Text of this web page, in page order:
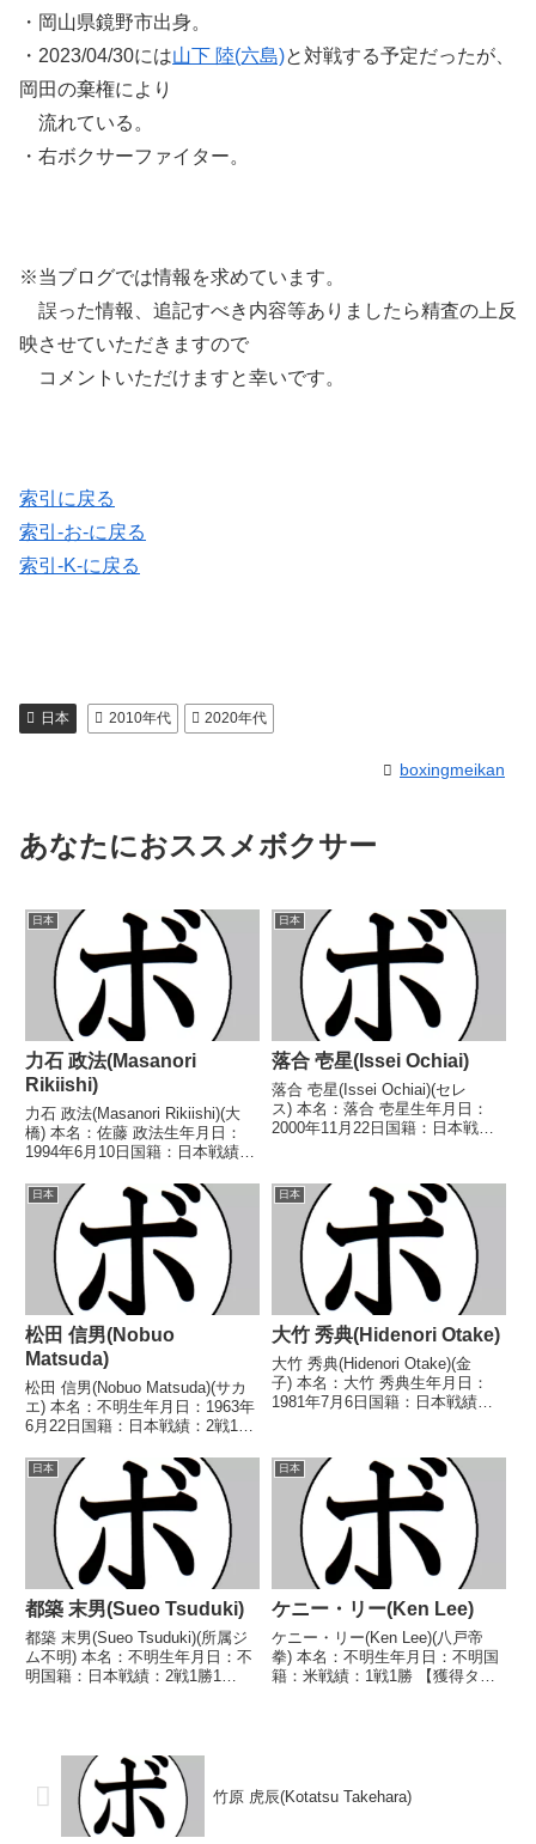
・岡山県鏡野市出身。
・2023/04/30には山下 陸(六島)と対戦する予定だったが、
岡田の棄権により
流れている。
・右ボクサーファイター。
※当ブログでは情報を求めています。
誤った情報、追記すべき内容等ありましたら精査の上反
映させていただきますので
コメントいただけますと幸いです。
索引に戻る
索引-お-に戻る
索引-K-に戻る
日本 2010年代 2020年代
boxingmeikan
あなたにおススメボクサー
日本
力石 政法(Masanori
Rikiishi)
力石 政法(Masanori Rikiishi)(大
橋) 本名：佐藤 政法生年月日：
1994年6月10日国籍：日本戦績：
トル】WBCスーパーフェザー級
シルバー王座第46代OPBF東洋太
平洋スーパーフェ...
日本
落合 壱星(Issei Ochiai)
落合 壱星(Issei Ochiai)(セレ
ス) 本名：落合 壱星生年月日：
2000年11月22日国籍：日本戦
2019/08/03 ○6R判定 3-0(59-
55、59-56、59-...
日本
松田 信男(Nobuo
Matsuda)
松田 信男(Nobuo Matsuda)(サカ
エ) 本名：不明生年月日：1963年
6月22日国籍：日本戦績：2戦1勝
し 【戦歴】1988/12/20
●4RKO 河野 俊彦(グリーンツ
ダ)1989/08/0...
日本
大竹 秀典(Hidenori Otake)
大竹 秀典(Hidenori Otake)(金
子) 本名：大竹 秀典生年月日：
1981年7月6日国籍：日本戦績：
ンタム級王座第43代OPBF東洋太
平洋スーパーバンタム級...
日本
都築 末男(Sueo Tsuduki)
都築 末男(Sueo Tsuduki)(所属ジ
ム不明) 本名：不明生年月日：不
明国籍：日本戦績：2戦1勝1
ラ)1946/05/04 △6R判定 ...
日本
ケニー・リー(Ken Lee)
ケニー・リー(Ken Lee)(八戸帝
拳) 本名：不明生年月日：不明国
籍：米戦績：1戦1勝 【獲得タイ
竹原 虎辰(Kotatsu Takehara)